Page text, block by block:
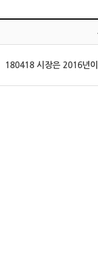
180418 시장은 2016년